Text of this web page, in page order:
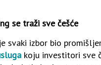
se traži sve češće
svaki izbor bio
koju investitori sve